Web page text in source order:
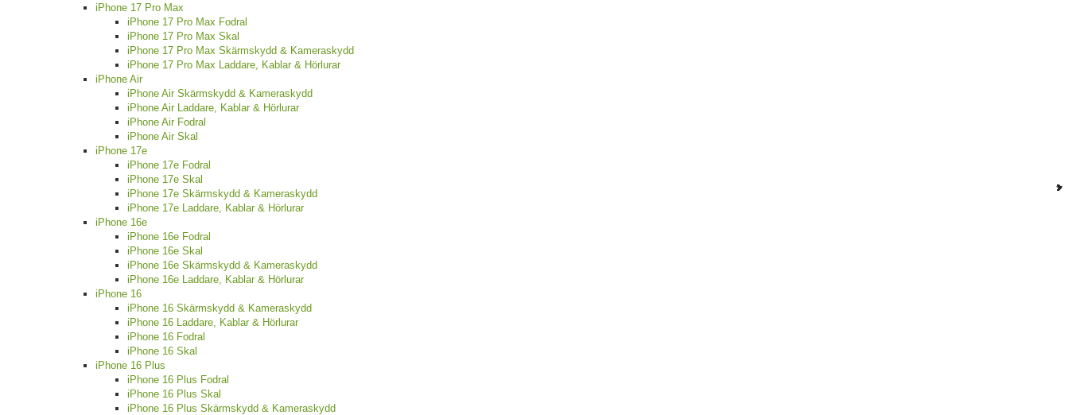
iPhone 17 Pro Max
iPhone 17 Pro Max Fodral
iPhone 17 Pro Max Skal
iPhone 17 Pro Max Skärmskydd & Kameraskydd
iPhone 17 Pro Max Laddare, Kablar & Hörlurar
iPhone Air
iPhone Air Skärmskydd & Kameraskydd
iPhone Air Laddare, Kablar & Hörlurar
iPhone Air Fodral
iPhone Air Skal
iPhone 17e
iPhone 17e Fodral
iPhone 17e Skal
iPhone 17e Skärmskydd & Kameraskydd
iPhone 17e Laddare, Kablar & Hörlurar
iPhone 16e
iPhone 16e Fodral
iPhone 16e Skal
iPhone 16e Skärmskydd & Kameraskydd
iPhone 16e Laddare, Kablar & Hörlurar
iPhone 16
iPhone 16 Skärmskydd & Kameraskydd
iPhone 16 Laddare, Kablar & Hörlurar
iPhone 16 Fodral
iPhone 16 Skal
iPhone 16 Plus
iPhone 16 Plus Fodral
iPhone 16 Plus Skal
iPhone 16 Plus Skärmskydd & Kameraskydd